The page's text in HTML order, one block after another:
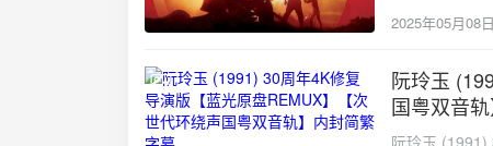
在紧张的观
在剧情和视
片的精彩所吸
type="error"
绎得入木三分
人意料的转折
片中的动作场
愫，最终共同
九儿和余占鳌
要角色九儿（
余占鳌（姜文
2025年05月08日
2025-05-08
阮玲玉
国粤双音
阮玲玉 (1991)